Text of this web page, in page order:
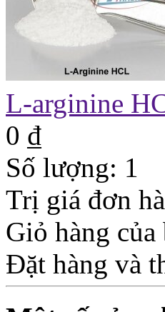
L-arginine
0 ₫
Số lượng: 1
Trị giá đơn
Giỏ hàng của
Đặt hàng và